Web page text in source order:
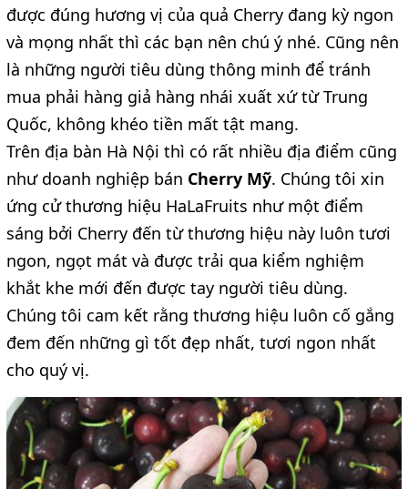
được đúng hương vị của quả Cherry đang kỳ ngon
và mọng nhất thì các bạn nên chú ý nhé. Cũng nên
là những người tiêu dùng thông minh để tránh
mua phải hàng giả hàng nhái xuất xứ từ Trung
Quốc, không khéo tiền mất tật mang.
Trên địa bàn Hà Nội thì có rất nhiều địa điểm cũng
như doanh nghiệp bán Cherry Mỹ. Chúng tôi xin
ứng cử thương hiệu HaLaFruits như một điểm
sáng bởi Cherry đến từ thương hiệu này luôn tươi
ngon, ngọt mát và được trải qua kiểm nghiệm
khắt khe mới đến được tay người tiêu dùng.
Chúng tôi cam kết rằng thương hiệu luôn cố gắng
đem đến những gì tốt đẹp nhất, tươi ngon nhất
cho quý vị.